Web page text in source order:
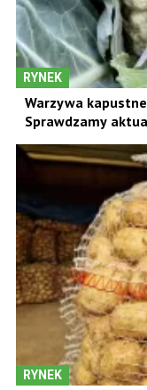
RYNEK
Warzywa
Sprawdzamy
RYNEK